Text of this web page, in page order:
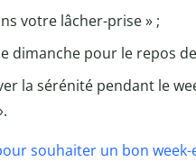
votre lâcher-prise » ;
dimanche pour le repos de
la sérénité pendant le
souhaiter un bon week-